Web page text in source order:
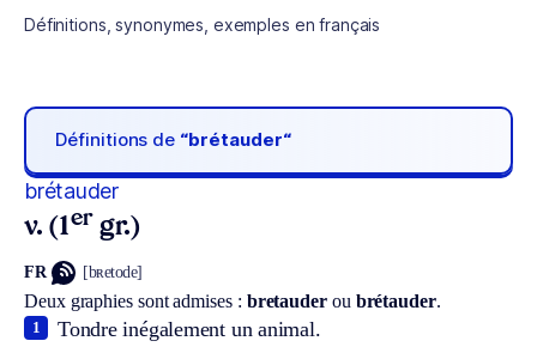
Définitions, synonymes, exemples en français
Définitions de “brétauder“
brétauder
v. (1er gr.)
FR [bʀetode]
Deux graphies sont admises : bretauderou brétauder.
Tondre inégalement un animal.
1